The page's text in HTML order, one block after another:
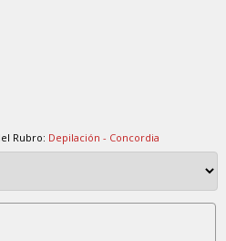
Rubro: Depilación - Concordia